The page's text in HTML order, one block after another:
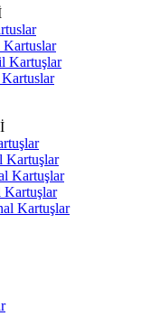
Kartuşlar
Kartuşlar
Kartuşlar
Kartuşlar
Kartuşlar